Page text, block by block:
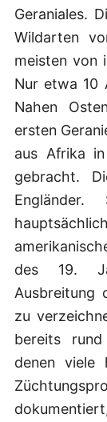
Geraniales.
Wildarten
meisten von
Nur etwa 10
Nahen
ersten
aus Afrika
gebracht.
des 19.
Ausbreitung
zu
bereits
denen viele